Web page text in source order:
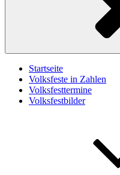
Startseite
Volksfeste in Zahlen
Volksfesttermine
Volksfestbilder